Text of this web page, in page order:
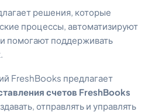
решения, которые
процессы, автоматизируют
помогают поддерживать
FreshBooks предлагает
счетов FreshBooks
отправлять и управлять